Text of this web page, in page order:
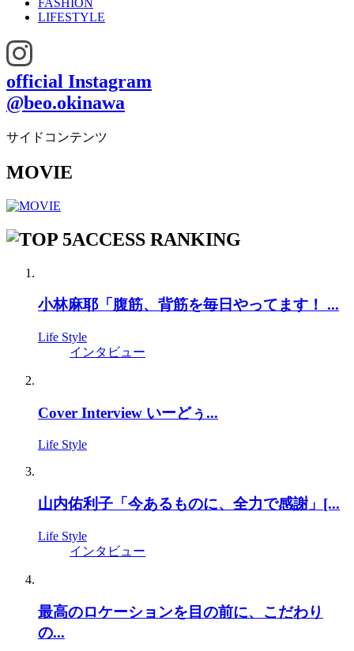
FASHION
LIFESTYLE
official Instagram
@beo.okinawa
サイドコンテンツ
MOVIE
ACCESS RANKING
小林麻耶「腹筋、背筋を毎日やってます！ ...
Life Style
インタビュー
Cover Interview いーどぅ...
Life Style
山内佑利子「今あるものに、全力で感謝」[...
Life Style
インタビュー
最高のロケーションを目の前に、こだわり
の...